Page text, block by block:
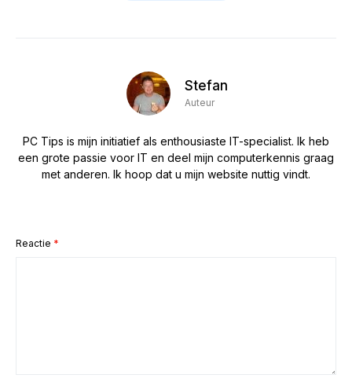
Stefan
Auteur
PC Tips is mijn initiatief als enthousiaste IT-specialist. Ik heb
een grote passie voor IT en deel mijn computerkennis graag
met anderen. Ik hoop dat u mijn website nuttig vindt.
Reactie *